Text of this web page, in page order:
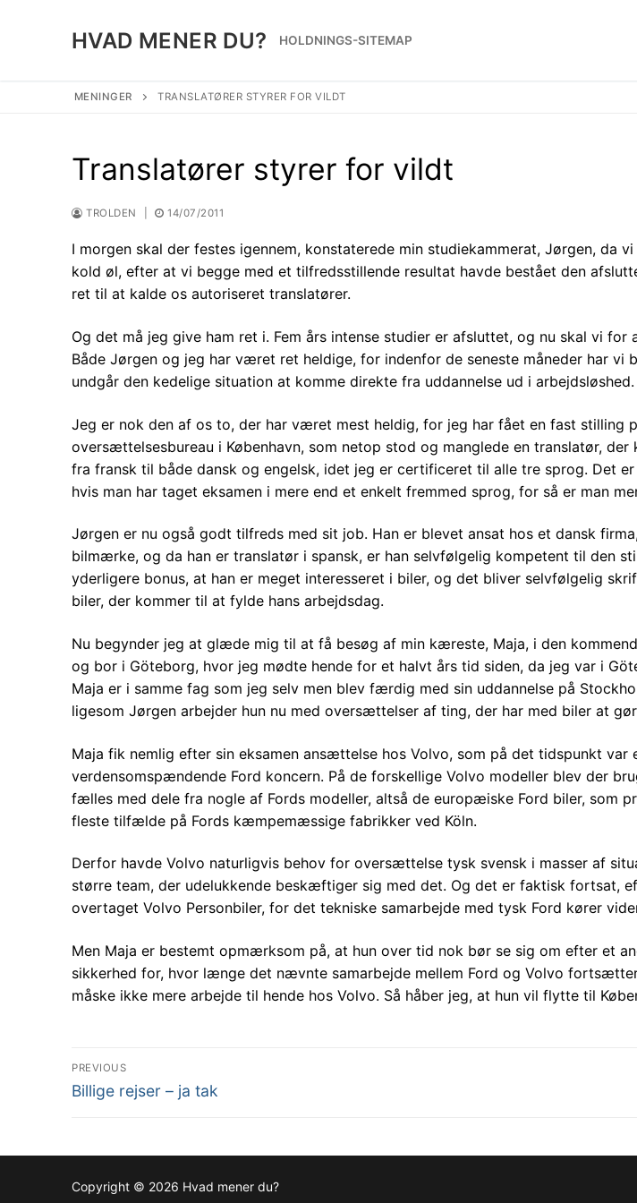
HVAD MENER DU? HOLDNINGS-SITEMAP
MENINGER TRANSLATØRER STYRER FOR VILDT
Translatører styrer for vildt
TROLDEN 14/07/2011
I morgen skal der festes igennem, konstaterede min studiekammerat, Jørgen, da
kold øl, efter at vi begge med et tilfredsstillende resultat havde bestået den
ret til at kalde os autoriseret translatører.
Og det må jeg give ham ret i. Fem års intense studier er afsluttet, og nu skal vi for
Både Jørgen og jeg har været ret heldige, for indenfor de seneste måneder har vi
undgår den kedelige situation at komme direkte fra uddannelse ud i arbejdsløshed.
Jeg er nok den af os to, der har været mest heldig, for jeg har fået en fast stilling
oversættelsesbureau i København, som netop stod og manglede en translatør,
fra fransk til både dansk og engelsk, idet jeg er certificeret til alle tre sprog. Det
hvis man har taget eksamen i mere end et enkelt fremmed sprog, for så er man
Jørgen er nu også godt tilfreds med sit job. Han er blevet ansat hos et dansk
bilmærke, og da han er translatør i spansk, er han selvfølgelig kompetent til den
yderligere bonus, at han er meget interesseret i biler, og det bliver selvfølgelig
biler, der kommer til at fylde hans arbejdsdag.
Nu begynder jeg at glæde mig til at få besøg af min kæreste, Maja, i den
og bor i Göteborg, hvor jeg mødte hende for et halvt års tid siden, da jeg var i
Maja er i samme fag som jeg selv men blev færdig med sin uddannelse på
ligesom Jørgen arbejder hun nu med oversættelser af ting, der har med biler at
Maja fik nemlig efter sin eksamen ansættelse hos Volvo, som på det tidspunkt var
verdensomspændende Ford koncern. På de forskellige Volvo modeller blev der
fælles med dele fra nogle af Fords modeller, altså de europæiske Ford biler, som
fleste tilfælde på Fords kæmpemæssige fabrikker ved Köln.
Derfor havde Volvo naturligvis behov for oversættelse tysk svensk i masser af
større team, der udelukkende beskæftiger sig med det. Og det er faktisk fortsat,
overtaget Volvo Personbiler, for det tekniske samarbejde med tysk Ford kører
Men Maja er bestemt opmærksom på, at hun over tid nok bør se sig om efter et
sikkerhed for, hvor længe det nævnte samarbejde mellem Ford og Volvo
måske ikke mere arbejde til hende hos Volvo. Så håber jeg, at hun vil flytte til
Indlægsnavigation
PREVIOUS
Previous
Billige rejser – ja tak
Copyright © 2026 Hvad mener du?